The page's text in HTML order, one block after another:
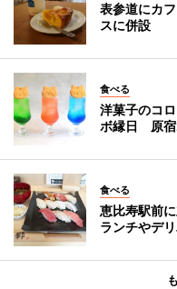
表参道にカ
スに併設
食べる
洋菓子のコ
ボ縁日 原宿
食べる
恵比寿駅前
ランチやデ